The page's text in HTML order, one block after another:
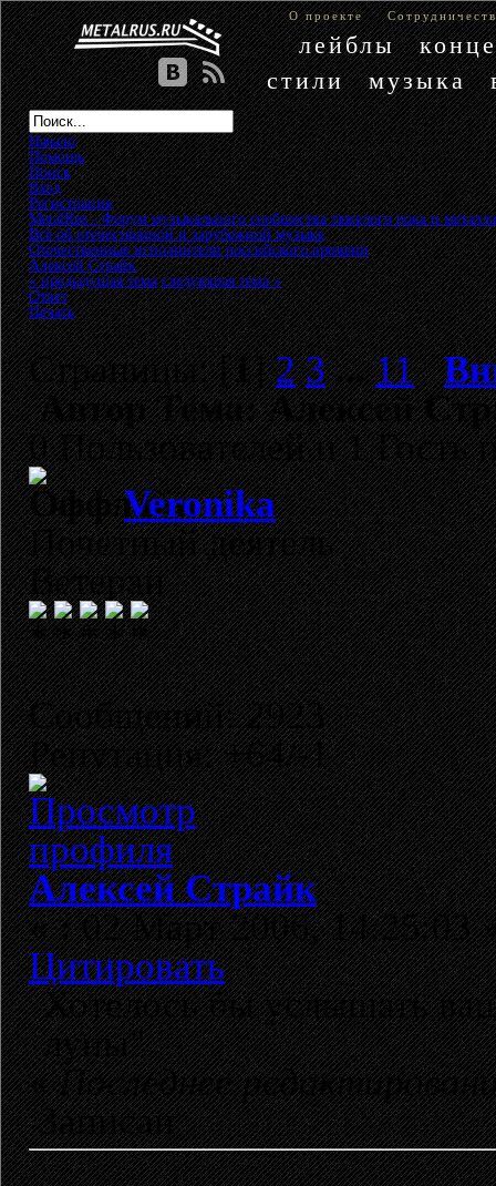
О проекте
лейблы
стили
музыка
Начало
Помощь
Поиск
Вход
Регистрация
MetalRus - Форум музыкального сообщества тяжелого рока и металла
Всё об отечественной и зарубежной музыке»
Отечественные исполнители российского времени»
Алексей Страйк
« предыдущая тема следующая тема »
Ответ
Печать
Страницы: [1]2 3 ...11
АвторТема: Алексей
0 Пользователей и 1 Гость
Veronika
Почетный деятель
Ветеран
Сообщений: 2923
Репутация: +64/-1
Алексей Страйк
«:02 Март 2006, 14:25:03
Цитировать
Хотелось бы услышать
луны"
«Последнее
Записан